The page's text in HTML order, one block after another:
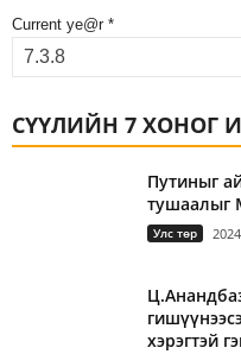
Current ye@r *
СҮҮЛИЙН 7 ХОНОГ
Путиныг
тушаалыг
Улс төр
хэрэгтэй